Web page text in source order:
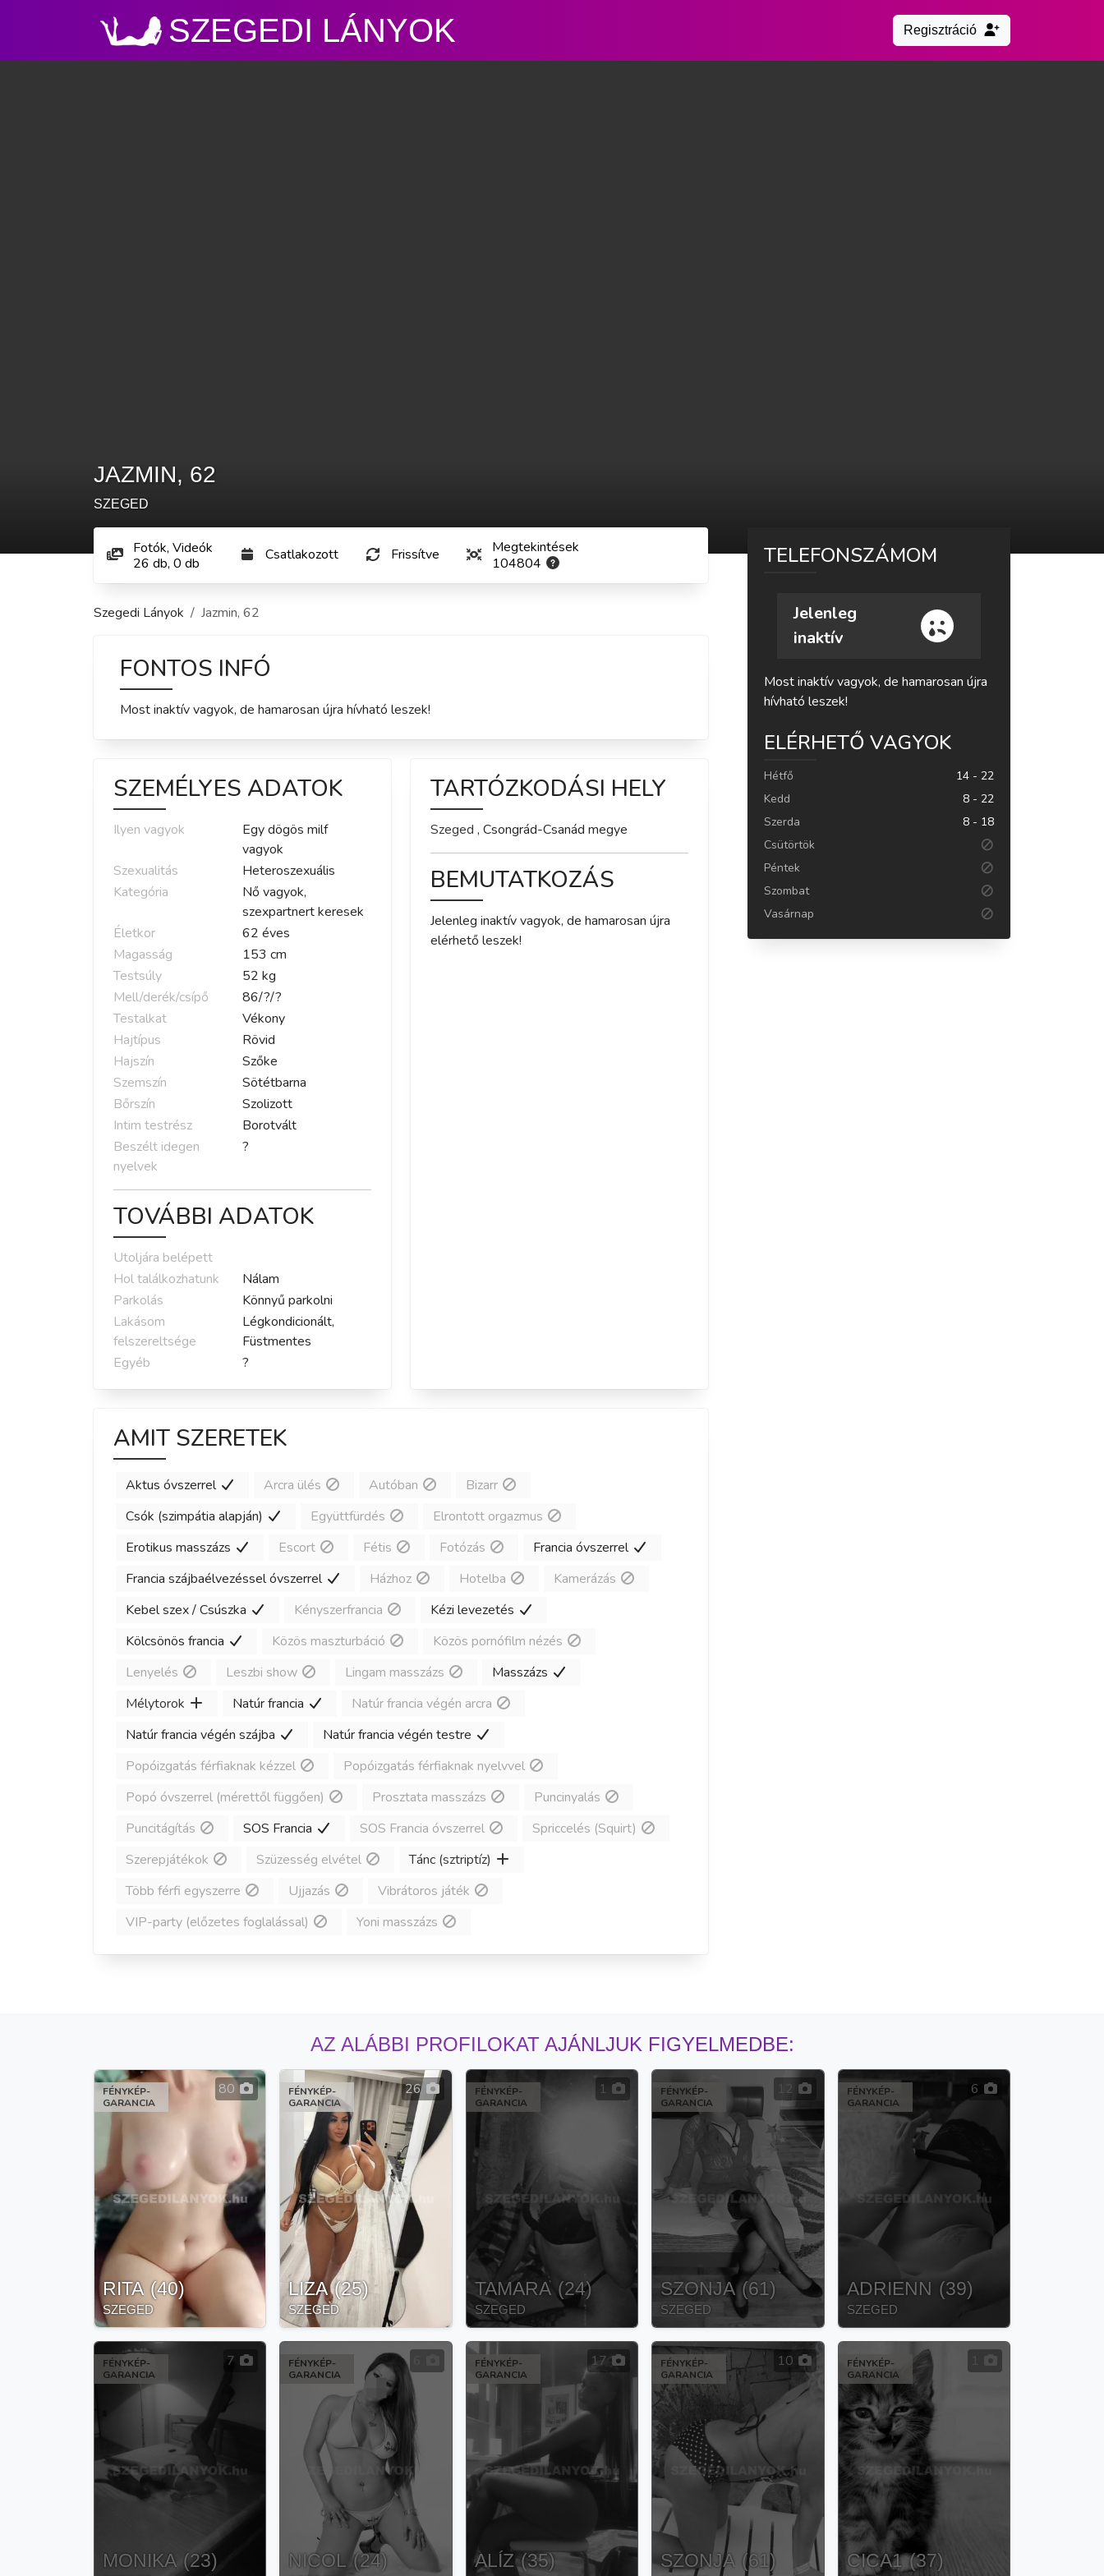
SZEGEDI LÁNYOK Regisztráció
JAZMIN, 62
SZEGED
Fotók, Videók
26 db, 0 db Csatlakozott Frissítve
Megtekintések
104804
Szegedi Lányok Jazmin, 62
FONTOS INFÓ
Most inaktív vagyok, de hamarosan újra hívható leszek!
SZEMÉLYES ADATOK
Ilyen vagyok
Egy dögös milf
vagyok
Szexualitás
Heteroszexuális
Kategória
Nő vagyok,
szexpartnert keresek
Életkor
62 éves
Magasság
153 cm
Testsúly
52 kg
Mell/derék/csípő
86/?/?
Testalkat
Vékony
Hajtípus
Rövid
Hajszín
Szőke
Szemszín
Sötétbarna
Bőrszín
Szolizott
Intim testrész
Borotvált
Beszélt idegen
nyelvek
?
TOVÁBBI ADATOK
Utoljára belépett
Hol találkozhatunk
Nálam
Parkolás
Könnyű parkolni
Lakásom
felszereltsége
Légkondicionált,
Füstmentes
Egyéb
?
TARTÓZKODÁSI HELY
Szeged , Csongrád-Csanád megye
BEMUTATKOZÁS
Jelenleg inaktív vagyok, de hamarosan újra
elérhető leszek!
AMIT SZERETEK
Aktus óvszerrel Arcra ülés Autóban
Bizarr
Csók (szimpátia alapján)
Együttfürdés
Elrontott orgazmus
Erotikus masszázs
Escort Fétis Fotózás
Francia óvszerrel
Francia szájbaélvezéssel óvszerrel
Házhoz Hotelba
Kamerázás
Kebel szex / Csúszka
Kényszerfrancia
Kézi levezetés
Kölcsönös francia
Közös maszturbáció
Közös pornófilm nézés
Lenyelés
Leszbi show Lingam masszázs
Masszázs
Mélytorok
Natúr francia
Natúr francia végén arcra
Natúr francia végén szájba
Natúr francia végén testre
Popóizgatás férfiaknak kézzel
Popóizgatás férfiaknak nyelvvel
Popó óvszerrel (mérettől függően)
Prosztata masszázs
Puncinyalás
Puncitágítás
SOS Francia SOS Francia óvszerrel
Spriccelés (Squirt)
Szerepjátékok
Szüzesség elvétel
Tánc (sztriptíz)
Több férfi egyszerre
Ujjazás
Vibrátoros játék
VIP-party (előzetes foglalással)
Yoni masszázs
TELEFONSZÁMOM
Jelenleg
inaktív
Most inaktív vagyok, de hamarosan újra
hívható leszek!
ELÉRHETŐ VAGYOK
Hétfő
14 - 22
Kedd
8 - 22
Szerda
8 - 18
Csütörtök
Péntek
Szombat
Vasárnap
AZ ALÁBBI PROFILOKAT AJÁNLJUK FIGYELMEDBE:
FÉNYKÉP-
GARANCIA
80
RITA (40)
SZEGED
FÉNYKÉP-
GARANCIA
26
LIZA (25)
SZEGED
FÉNYKÉP-
GARANCIA
1
TAMARA (24)
SZEGED
FÉNYKÉP-
GARANCIA
12
SZONJA (61)
SZEGED
FÉNYKÉP-
GARANCIA
6
ADRIENN (39)
SZEGED
FÉNYKÉP-
GARANCIA
7
MONIKA (23)
FÉNYKÉP-
GARANCIA
NICOL (24)
FÉNYKÉP-
GARANCIA
17
ALÍZ (35)
FÉNYKÉP-
GARANCIA
10
SZONJA (61)
FÉNYKÉP-
GARANCIA
CICA1 (37)